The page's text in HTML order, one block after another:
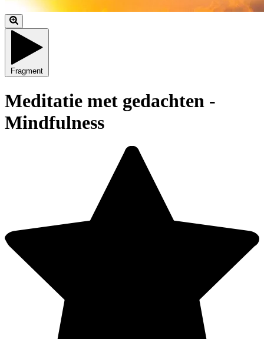
Fragment
Meditatie met gedachten -
Mindfulness